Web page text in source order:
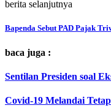
berita selanjutnya
Bapenda Sebut PAD Pajak
baca juga :
Sentilan Presiden soal
Covid-19 Melandai